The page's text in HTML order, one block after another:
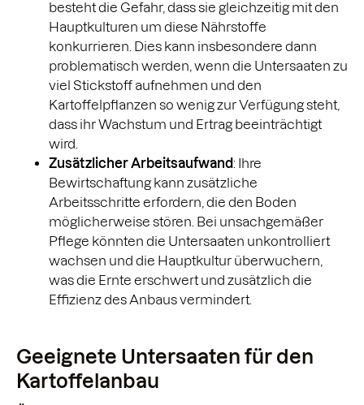
besteht die Gefahr, dass sie gleichzeitig mit den
Hauptkulturen um diese Nährstoffe
konkurrieren. Dies kann insbesondere dann
problematisch werden, wenn die Untersaaten zu
viel Stickstoff aufnehmen und den
Kartoffelpflanzen so wenig zur Verfügung steht,
dass ihr Wachstum und Ertrag beeinträchtigt
wird.
Zusätzlicher Arbeitsaufwand: Ihre
Bewirtschaftung kann zusätzliche
Arbeitsschritte erfordern, die den Boden
möglicherweise stören. Bei unsachgemäßer
Pflege könnten die Untersaaten unkontrolliert
wachsen und die Hauptkultur überwuchern,
was die Ernte erschwert und zusätzlich die
Effizienz des Anbaus vermindert.
Geeignete Untersaaten für den
Kartoffelanbau